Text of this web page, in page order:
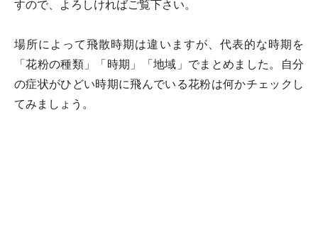
すので、よろしければご覧下さい。
場所によって飛散時期は違いますが、代表的な時期を
「花粉の種類」「時期」「地域」でまとめました。自分
の症状がひどい時期に飛んでいる花粉は何かチェックし
てみましょう。